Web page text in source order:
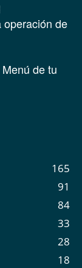
operación de
de tu
165
91
84
33
28
18